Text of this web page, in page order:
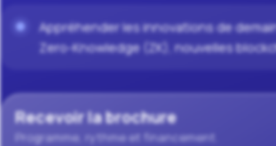
Appréhender les innovations de
Zero-Knowledge (ZK), nouvelles
Recevoir la brochure
Programme, rythme et financement.
Site web